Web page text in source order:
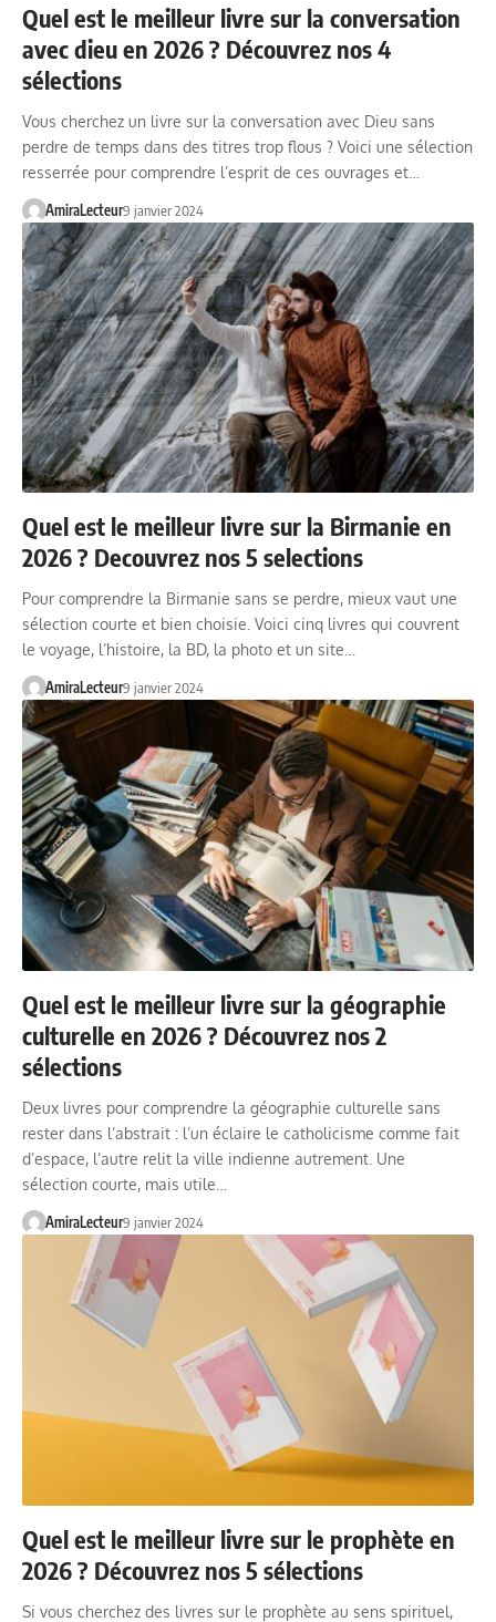
Quel est le meilleur livre sur la conversation
avec dieu en 2026 ? Découvrez nos 4
sélections
Vous cherchez un livre sur la conversation avec Dieu sans
perdre de temps dans des titres trop flous ? Voici une sélection
resserrée pour comprendre l’esprit de ces ouvrages et…
AmiraLecteur9 janvier 2024
Quel est le meilleur livre sur la Birmanie en
2026 ? Decouvrez nos 5 selections
Pour comprendre la Birmanie sans se perdre, mieux vaut une
sélection courte et bien choisie. Voici cinq livres qui couvrent
le voyage, l’histoire, la BD, la photo et un site…
AmiraLecteur9 janvier 2024
Quel est le meilleur livre sur la géographie
culturelle en 2026 ? Découvrez nos 2
sélections
Deux livres pour comprendre la géographie culturelle sans
rester dans l’abstrait : l’un éclaire le catholicisme comme fait
d’espace, l’autre relit la ville indienne autrement. Une
sélection courte, mais utile…
AmiraLecteur9 janvier 2024
Quel est le meilleur livre sur le prophète en
2026 ? Découvrez nos 5 sélections
Si vous cherchez des livres sur le prophète au sens spirituel,